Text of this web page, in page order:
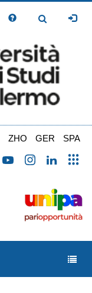
Toggle
ZHO GER SPA